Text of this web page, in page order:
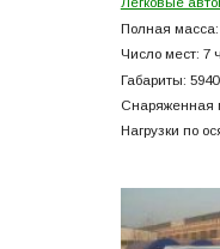
Полная масса:
Число мест: 7
Габариты:
Снаряженная
Нагрузки по